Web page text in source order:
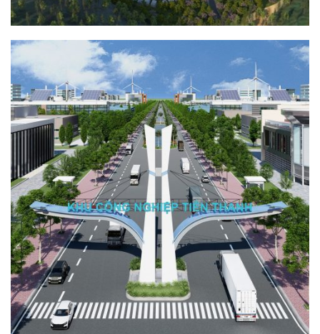
KHU CÔNG NGHIỆP TIÊN THANH
QUY HOẠCH - KIẾN TRÚC